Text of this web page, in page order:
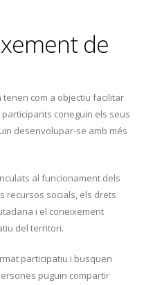
de
tenen com a objectiu facilitar
coneguin els seus
desenvolupar-se amb més
al funcionament dels
recursos socials, els drets
i el coneixement
del territori.
participatiu i busquen
puguin compartir